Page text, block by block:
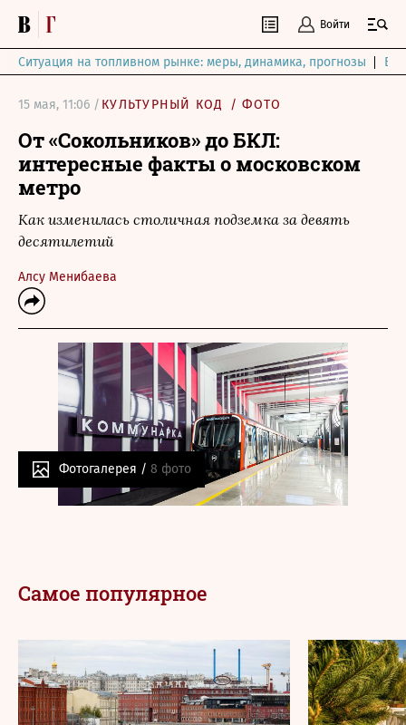
Войти
Ситуация на топливном рынке: меры, динамика, прогнозы
15 мая, 11:06 / КУЛЬТУРНЫЙ КОД /ФОТО
От «Сокольников» до БКЛ:
интересные факты о московском
метро
Как изменилась столичная подземка за девять
десятилетий
Алсу Менибаева
Фотогалерея / 8 фото
Самое популярное